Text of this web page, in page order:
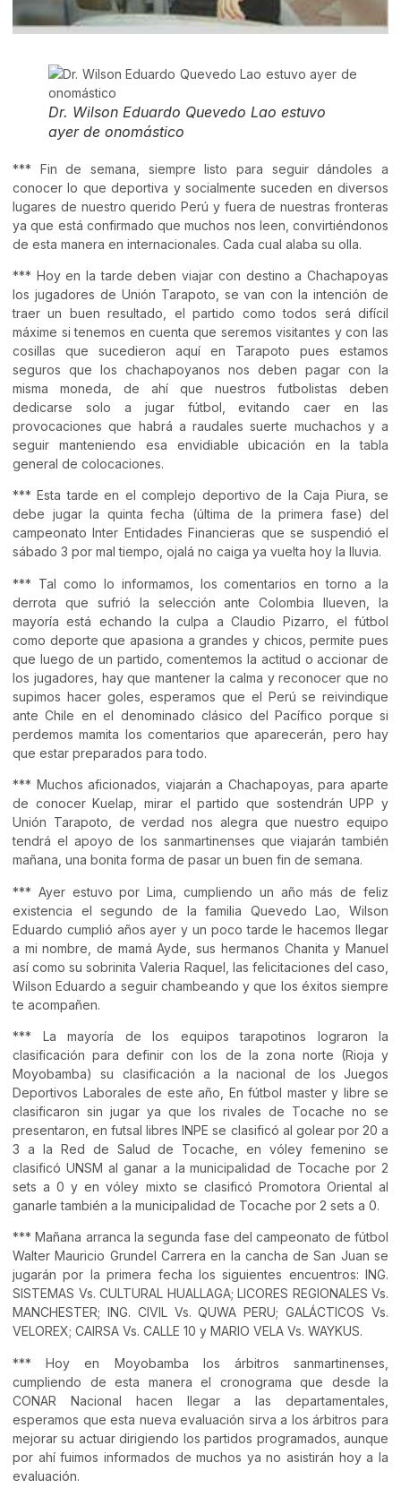
Dr. Wilson Eduardo Quevedo Lao estuvo
ayer de onomástico
*** Fin de semana, siempre listo para seguir dándoles a
conocer lo que deportiva y socialmente suceden en diversos
lugares de nuestro querido Perú y fuera de nuestras fronteras
ya que está confirmado que muchos nos leen, convirtiéndonos
de esta manera en internacionales. Cada cual alaba su olla.
*** Hoy en la tarde deben viajar con destino a Chachapoyas
los jugadores de Unión Tarapoto, se van con la intención de
traer un buen resultado, el partido como todos será difícil
máxime si tenemos en cuenta que seremos visitantes y con las
cosillas que sucedieron aquí en Tarapoto pues estamos
seguros que los chachapoyanos nos deben pagar con la
misma moneda, de ahí que nuestros futbolistas deben
dedicarse solo a jugar fútbol, evitando caer en las
provocaciones que habrá a raudales suerte muchachos y a
seguir manteniendo esa envidiable ubicación en la tabla
general de colocaciones.
*** Esta tarde en el complejo deportivo de la Caja Piura, se
debe jugar la quinta fecha (última de la primera fase) del
campeonato Inter Entidades Financieras que se suspendió el
sábado 3 por mal tiempo, ojalá no caiga ya vuelta hoy la lluvia.
*** Tal como lo informamos, los comentarios en torno a la
derrota que sufrió la selección ante Colombia llueven, la
mayoría está echando la culpa a Claudio Pizarro, el fútbol
como deporte que apasiona a grandes y chicos, permite pues
que luego de un partido, comentemos la actitud o accionar de
los jugadores, hay que mantener la calma y reconocer que no
supimos hacer goles, esperamos que el Perú se reivindique
ante Chile en el denominado clásico del Pacífico porque si
perdemos mamita los comentarios que aparecerán, pero hay
que estar preparados para todo.
*** Muchos aficionados, viajarán a Chachapoyas, para aparte
de conocer Kuelap, mirar el partido que sostendrán UPP y
Unión Tarapoto, de verdad nos alegra que nuestro equipo
tendrá el apoyo de los sanmartinenses que viajarán también
mañana, una bonita forma de pasar un buen fin de semana.
*** Ayer estuvo por Lima, cumpliendo un año más de feliz
existencia el segundo de la familia Quevedo Lao, Wilson
Eduardo cumplió años ayer y un poco tarde le hacemos llegar
a mi nombre, de mamá Ayde, sus hermanos Chanita y Manuel
así como su sobrinita Valeria Raquel, las felicitaciones del caso,
Wilson Eduardo a seguir chambeando y que los éxitos siempre
te acompañen.
*** La mayoría de los equipos tarapotinos lograron la
clasificación para definir con los de la zona norte (Rioja y
Moyobamba) su clasificación a la nacional de los Juegos
Deportivos Laborales de este año, En fútbol master y libre se
clasificaron sin jugar ya que los rivales de Tocache no se
presentaron, en futsal libres INPE se clasificó al golear por 20 a
3 a la Red de Salud de Tocache, en vóley femenino se
clasificó UNSM al ganar a la municipalidad de Tocache por 2
sets a 0 y en vóley mixto se clasificó Promotora Oriental al
ganarle también a la municipalidad de Tocache por 2 sets a 0.
*** Mañana arranca la segunda fase del campeonato de fútbol
Walter Mauricio Grundel Carrera en la cancha de San Juan se
jugarán por la primera fecha los siguientes encuentros: ING.
SISTEMAS Vs. CULTURAL HUALLAGA; LICORES REGIONALES Vs.
MANCHESTER; ING. CIVIL Vs. QUWA PERU; GALÁCTICOS Vs.
VELOREX; CAIRSA Vs. CALLE 10 y MARIO VELA Vs. WAYKUS.
*** Hoy en Moyobamba los árbitros sanmartinenses,
cumpliendo de esta manera el cronograma que desde la
CONAR Nacional hacen llegar a las departamentales,
esperamos que esta nueva evaluación sirva a los árbitros para
mejorar su actuar dirigiendo los partidos programados, aunque
por ahí fuimos informados de muchos ya no asistirán hoy a la
evaluación.